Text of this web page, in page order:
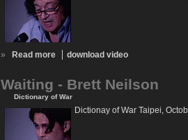
» Read more download video
Waiting - Brett Neilson
Dictionary of War
Dictionay of War Taipei,